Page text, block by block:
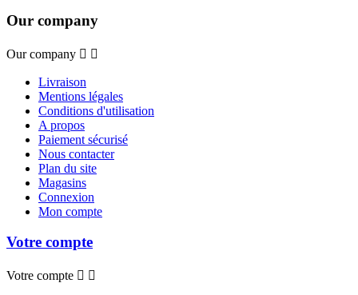
Our company
Our company  
Livraison
Mentions légales
Conditions d'utilisation
A propos
Paiement sécurisé
Nous contacter
Plan du site
Magasins
Connexion
Mon compte
Votre compte
Votre compte  